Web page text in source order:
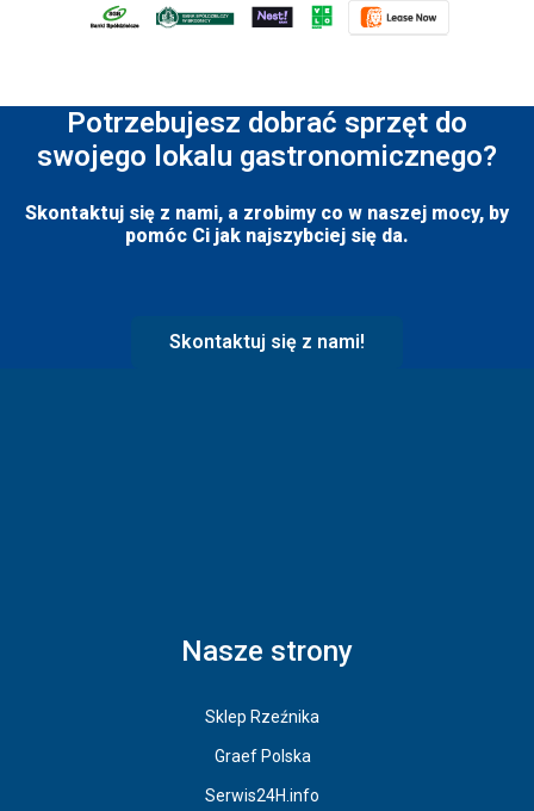
Potrzebujesz dobrać sprzęt do
swojego lokalu gastronomicznego?
Skontaktuj się z nami, a zrobimy co w naszej mocy, by
pomóc Ci jak najszybciej się da.
Skontaktuj się z nami!
Nasze strony
Sklep Rzeźnika
Graef Polska
Serwis24H.info